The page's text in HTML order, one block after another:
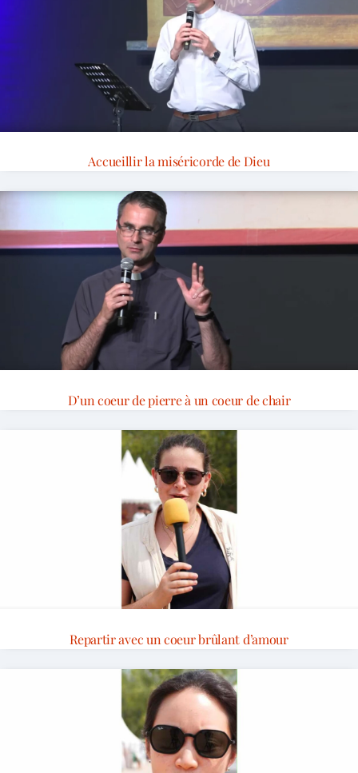
Accueillir la miséricorde de Dieu
D’un coeur de pierre à un coeur de chair
Repartir avec un coeur brûlant d’amour